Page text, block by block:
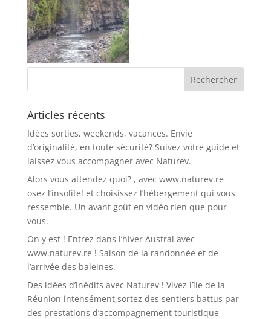
Articles récents
Idées sorties, weekends, vacances. Envie
d’originalité, en toute sécurité? Suivez votre guide et
laissez vous accompagner avec Naturev.
Alors vous attendez quoi? , avec www.naturev.re
osez l’insolite! et choisissez l’hébergement qui vous
ressemble. Un avant goût en vidéo rien que pour
vous.
On y est ! Entrez dans l’hiver Austral avec
www.naturev.re ! Saison de la randonnée et de
l’arrivée des baleines.
Des idées d’inédits avec Naturev ! Vivez l’île de la
Réunion intensément,sortez des sentiers battus par
des prestations d’accompagnement touristique